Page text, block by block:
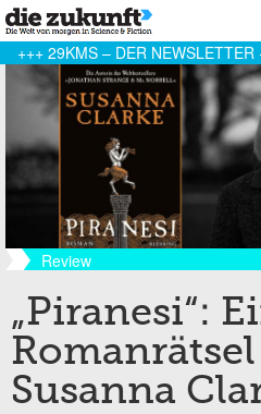
+++ 29KMS – DER
Review
„Piranesi“:
Susanna